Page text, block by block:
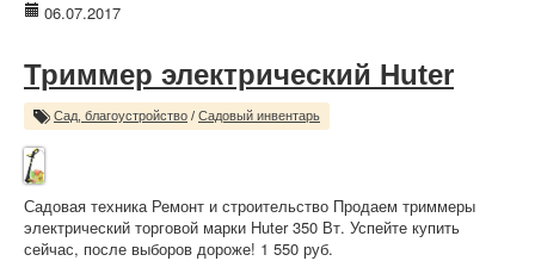
06.07.2017
Триммер электрический Huter
Сад, благоустройство / Садовый инвентарь
Садовая техника Ремонт и строительство Продаем триммеры
электрический торговой марки Huter 350 Вт. Успейте купить
сейчас, после выборов дороже! 1 550 руб.